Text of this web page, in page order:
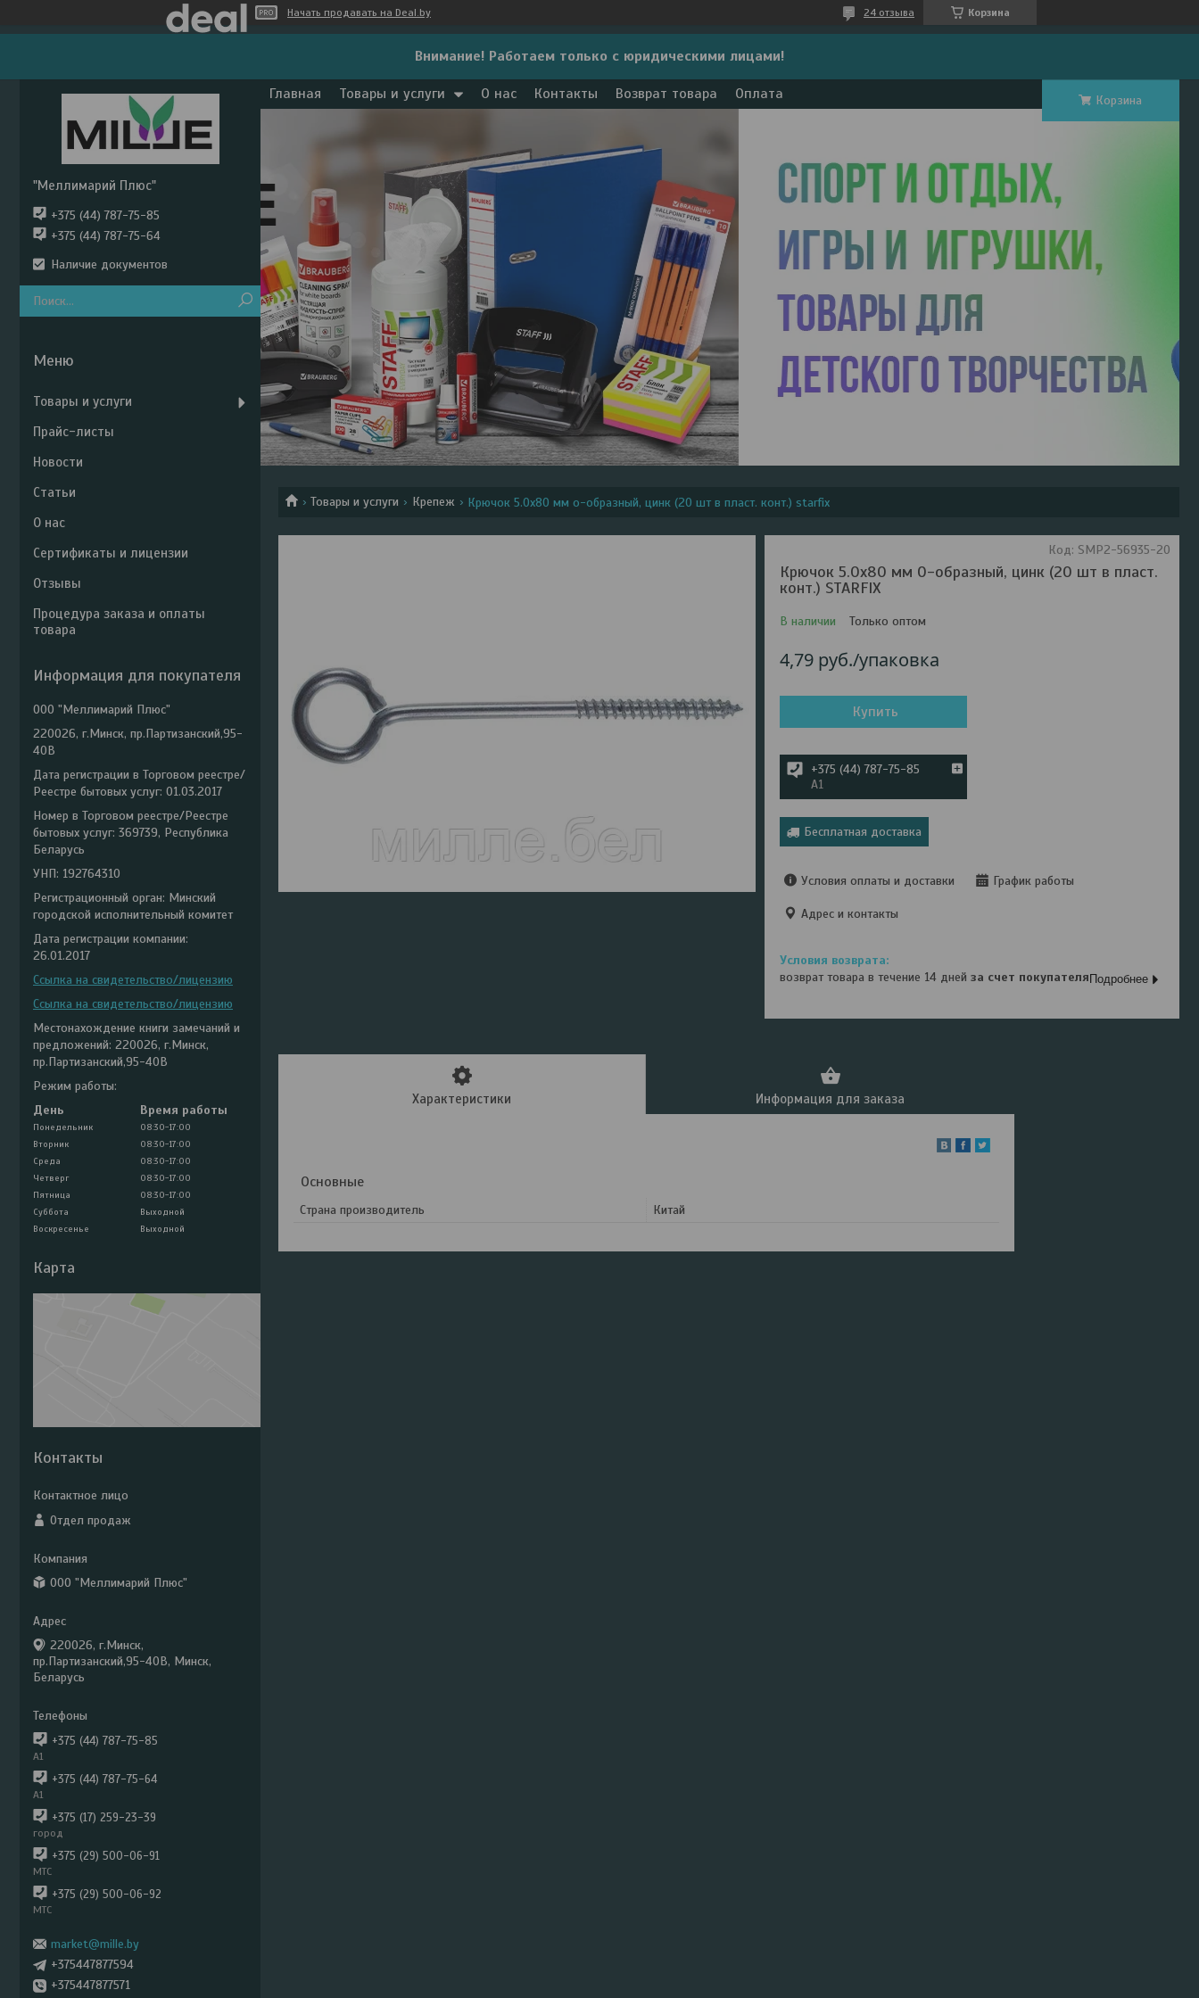
Начать продавать на Deal.by Корзина
24 отзыва
Внимание! Работаем только с юридическими лицами!
Главная Товары и услуги О нас Контакты Возврат товара Оплата Корзина
Товары и услуги Крепеж Крючок 5.0х80 мм о-образный, цинк (20 шт в пласт. конт.) starfix
Крючок 5.0х80 мм О-образный, цинк (20 шт в пласт.
конт.) STARFIX
В наличии Только оптом
Код: SMP2-56935-20
4,79 руб./упаковка
Купить
+375 (44) 787-75-85
А1
Бесплатная доставка
Условия оплаты и доставки График работы
Адрес и контакты
возврат товара в течение 14 днейза счет покупателя Подробнее
Характеристики Информация для заказа
Основные
Страна производитель Китай
"Меллимарий Плюс"
+375 (44) 787-75-85
+375 (44) 787-75-64
Наличие документов
Товары и услуги
Прайс-листы
Новости
Статьи
О нас
Сертификаты и лицензии
Отзывы
Процедура заказа и оплаты
товара
Информация для покупателя
ООО "Меллимарий Плюс"
220026, г.Минск, пр.Партизанский,95-
40В
Дата регистрации в Торговом реестре/
Реестре бытовых услуг: 01.03.2017
Номер в Торговом реестре/Реестре
бытовых услуг: 369739, Республика
Беларусь
УНП: 192764310
Регистрационный орган: Минский
городской исполнительный комитет
Дата регистрации компании:
26.01.2017
Ссылка на свидетельство/лицензию
Ссылка на свидетельство/лицензию
Местонахождение книги замечаний и
предложений: 220026, г.Минск,
пр.Партизанский,95-40В
Режим работы:
День
Время работы
Понедельник
08:30-17:00
Вторник
08:30-17:00
Среда
08:30-17:00
Четверг
08:30-17:00
Пятница
08:30-17:00
Суббота
Выходной
Воскресенье
Выходной
Карта
Контакты
Отдел продаж
ООО "Меллимарий Плюс"
220026, г.Минск,
пр.Партизанский,95-40В, Минск,
Беларусь
+375 (44) 787-75-85
А1
+375 (44) 787-75-64
А1
+375 (17) 259-23-39
город
+375 (29) 500-06-91
МТС
+375 (29) 500-06-92
МТС
market@mille.by
+375447877594
+375447877571